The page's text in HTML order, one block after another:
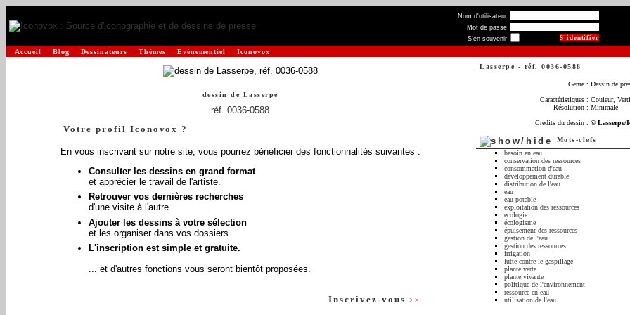
Nom d'utilisateur
Mot de passe
S'en souvenir
Accueil Blog Dessinateurs Thèmes Evénementiel Iconovox
dessin de Lasserpe
réf. 0036-0588
Votre profil Iconovox ?
En vous inscrivant sur notre site, vous pourrez bénéficier des fonctionnalités suivantes :
Consulter les dessins en grand format
et apprécier le travail de l'artiste.
Retrouver vos dernières recherches
d'une visite à l'autre.
Ajouter les dessins à votre sélection
et les organiser dans vos dossiers.
L'inscription est simple et gratuite.
... et d'autres fonctions vous seront bientôt proposées.
Inscrivez-vous >>
Lasserpe - réf. 0036-0588
Genre : Dessin de
Caractéristiques : Couleur,
Résolution : Minimale
Crédits du dessin : © Lasserpe/
Mots-clefs
besoin en eau
conservation des ressources
consommation d'eau
développement durable
distribution de l'eau
eau
eau potable
exploitation des ressources
écologie
écologisme
épuisement des ressources
gestion de l'eau
gestion des ressources
irrigation
lutte contre le gaspillage
plante verte
plante vivante
politique de l'environnement
ressource en eau
utilisation de l'eau